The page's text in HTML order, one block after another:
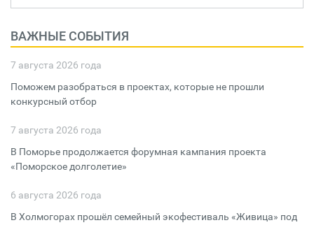
ВАЖНЫЕ СОБЫТИЯ
7 августа 2026 года
Поможем разобраться в проектах, которые не прошли
конкурсный отбор
7 августа 2026 года
В Поморье продолжается форумная кампания проекта
«Поморское долголетие»
6 августа 2026 года
В Холмогорах прошёл семейный экофестиваль «Живица» под